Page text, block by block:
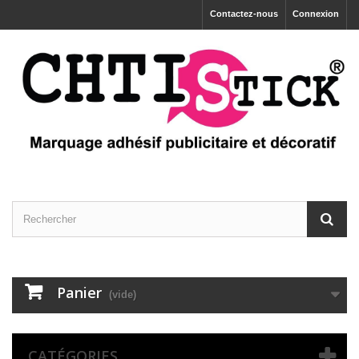
Connexion
Contactez-nous
Panier (vide)